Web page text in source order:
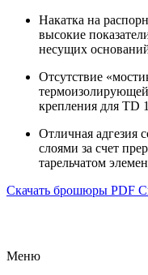
Накатка на
высокие
несущих
Отсутствие
крепления для TD
Отличная
слоями за счет
тарельчатом
Скачать брошюры PDF
Меню